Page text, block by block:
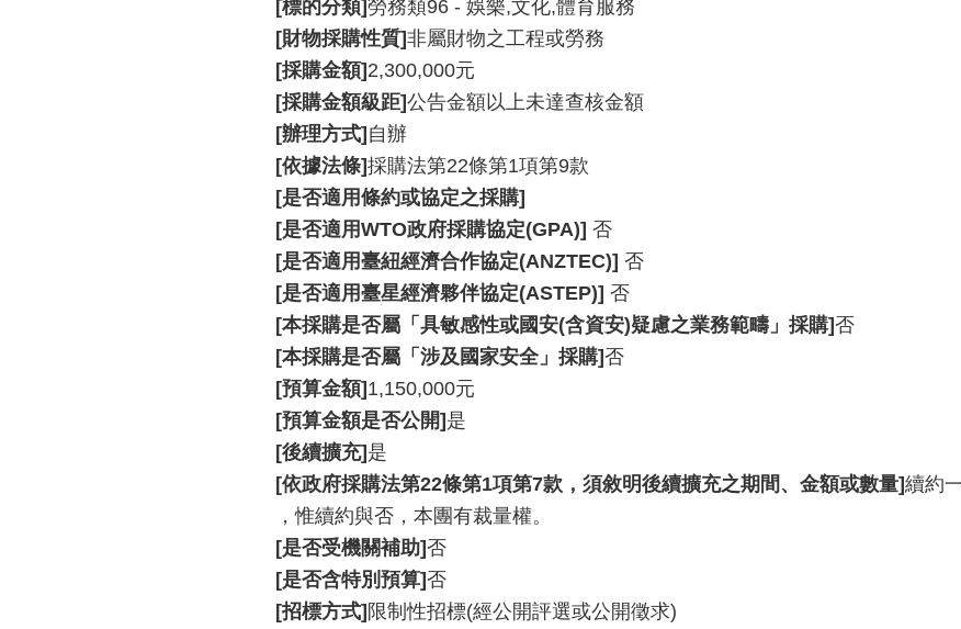
[標的分類]勞務類96 - 娛樂,文化,體育服務
[財物採購性質]非屬財物之工程或勞務
[採購金額] 2,300,000元
[採購金額級距]公告金額以上未達查核金額
[辦理方式] 自辦
[依據法條]採購法第22條第1項第9款
[是否適用條約或協定之採購]
[是否適用WTO政府採購協定(GPA)] 否
[是否適用臺紐經濟合作協定(ANZTEC)] 否
[是否適用臺星經濟夥伴協定(ASTEP)] 否
[本採購是否屬「具敏感性或國安(含資安)疑慮之業務範疇」採購]否
[本採購是否屬「涉及國家安全」採購]否
[預算金額] 1,150,000元
[預算金額是否公開] 是
[後續擴充] 是
[依政府採購法第22條第1項第7款，須敘明後續擴充之期間、金額或數量]續約
，惟續約與否，本團有裁量權。
[是否受機關補助]否
[是否含特別預算]否
[招標方式] 限制性招標(經公開評選或公開徵求)